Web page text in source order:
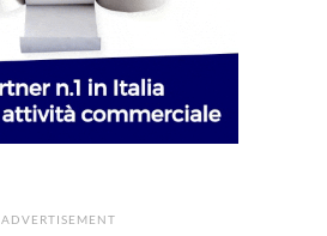
ADVERTISEMENT